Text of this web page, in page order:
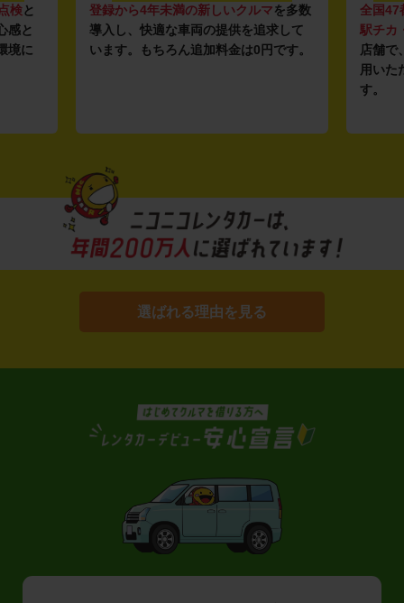
検と
感と
境に
登録から4年未満の新しいクルマを多数
導入し、快適な車両の提供を追求して
います。もちろん追加料金は0円です。
全国47
駅チカ
店舗で
用いた
す。
選ばれる理由を見る